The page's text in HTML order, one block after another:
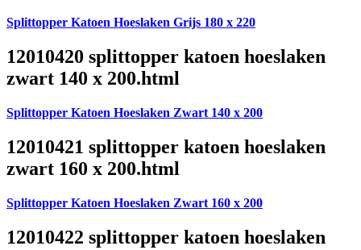
Splittopper Katoen Hoeslaken Grijs 180 x 220
12010420 splittopper katoen hoeslaken
zwart 140 x 200.html
Splittopper Katoen Hoeslaken Zwart 140 x 200
12010421 splittopper katoen hoeslaken
zwart 160 x 200.html
Splittopper Katoen Hoeslaken Zwart 160 x 200
12010422 splittopper katoen hoeslaken